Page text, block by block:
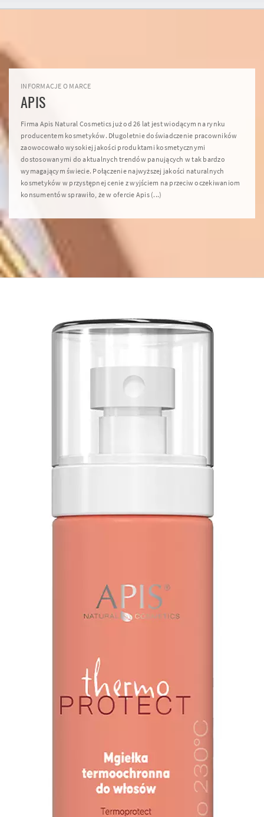
INFORMACJE O MARCE
APIS
Firma Apis Natural Cosmetics już od 26 lat jest wiodącym na rynku
producentem kosmetyków. Długoletnie doświadczenie pracowników
zaowocowało wysokiej jakości produktami kosmetycznymi
dostosowanymi do aktualnych trendów panujących w tak bardzo
wymagającym świecie. Połączenie najwyższej jakości naturalnych
kosmetyków w przystępnej cenie z wyjściem na przeciw oczekiwaniom
konsumentów sprawiło, że w ofercie Apis (...)